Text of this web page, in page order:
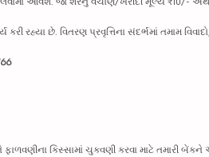
છે. વિતરણ પ્રવૃત્તિના સંદર્ભમાં તમામ વિવાદો,
કિસ્સામાં ચુકવણી કરવા માટે તમારી બેંકને